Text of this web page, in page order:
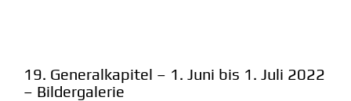
19. Generalkapitel – 1. Juni bis 1. Juli 2022
– Bildergalerie